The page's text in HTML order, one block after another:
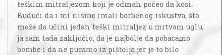
teškim mitraljezom koji je odmah počeo da kosi.
Budući da i mi nismo imali borbenog iskustva, što
može da učini jedan teški mitraljez u mrtvom uglu,
ja sam tada zaključio, da je najbolje da pobacamo
bombe i da ne pucamo iz pištolja jer je to bilo